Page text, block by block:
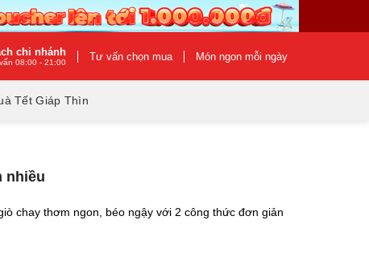
chi nhánh
08:00 - 21:00 Tư vấn chọn mua Món ngon mỗi ngày
Tết Giáp Thìn
nhiều
chay thơm ngon, béo ngậy với 2 công thức đơn giản